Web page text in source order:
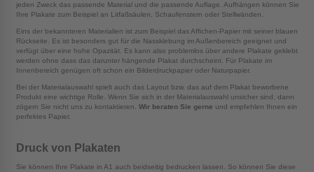
jeden Zweck das passende Material und die passende Auflage. Aufhängen können Sie
Ihre Plakate zum Beispiel an Litfaßsäulen, Schaufenstern oder Stellwänden.
Eins der bekannteren Materialien ist zum Beispiel das Affichen-Papier mit seiner blauen
Rückseite. Es ist besonders gut für die Nassklebung im Außenbereich geeignet und
verfügt über eine hohe Opazität. Es kann also problemlos über andere Plakate geklebt
werden ohne dass das darunter hängende Plakat durchscheint. Für Plakate im
Innenbereich genügen oft schon ein Bilderdruckpapier oder Naturpapier.
Bei der Materialauswahl spielt auch das Layout bzw. das auf dem Plakat beworbene
Produkt eine wichtige Rolle. Wenn Sie sich in der Materialauswahl unsicher sind, dann
zögern Sie nicht uns zu kontaktieren. Wir beraten Sie gerne und empfehlen Ihnen ein
perfektes Papier.
Druck von Plakaten
Sie können Ihre Plakate in A1 auch beidseitig bedrucken lassen. So können Sie diese